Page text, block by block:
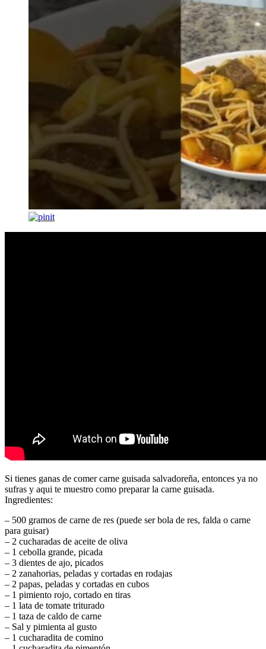
Si tienes ganas de comer carne guisada salvadoreña, entonces ya no
sufras y aqui te muestro como preparar la carne guisada.
Ingredientes:
– 500 gramos de carne de res (puede ser bola de res, falda o carne
para guisar)
– 2 cucharadas de aceite de oliva
– 1 cebolla grande, picada
– 3 dientes de ajo, picados
– 2 zanahorias, peladas y cortadas en rodajas
– 2 papas, peladas y cortadas en cubos
– 1 pimiento rojo, cortado en tiras
– 1 lata de tomate triturado
– 1 taza de caldo de carne
– Sal y pimienta al gusto
– 1 cucharadita de comino